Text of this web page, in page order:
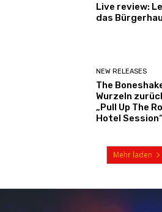
Live review:
das
NEW RELEASES
The
Wurzeln
„Pull Up The
Hotel Session“
Mehr laden